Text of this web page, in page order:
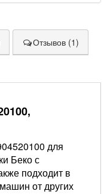
Отзывов (1)
для
Беко с
подходит в
от других